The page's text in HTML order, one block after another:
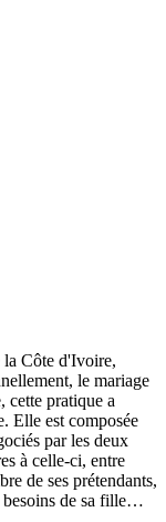
la Côte d'Ivoire,
le mariage
cette pratique a
Elle est composée
par les deux
à celle-ci, entre
de ses prétendants,
besoins de sa fille…